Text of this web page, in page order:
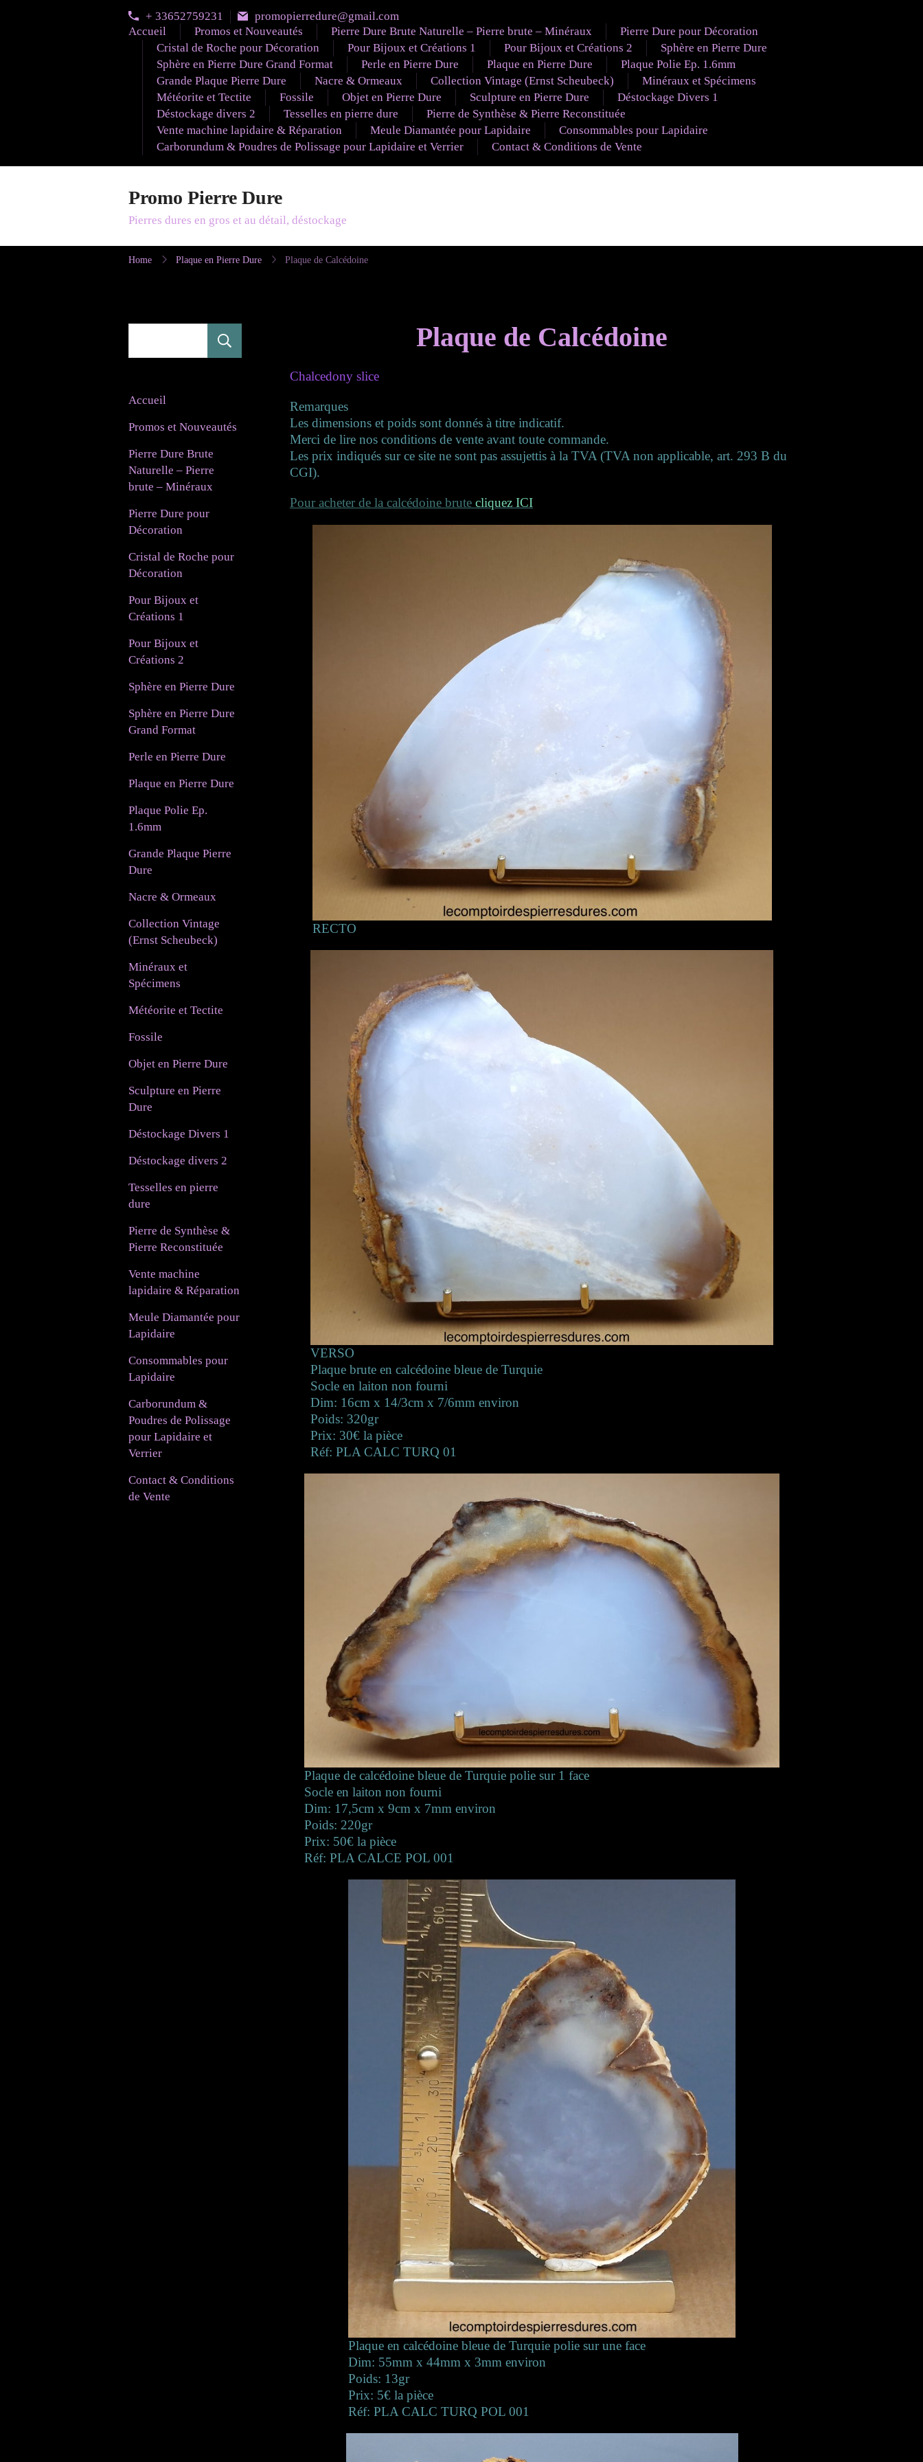
+ 33652759231
promopierredure@gmail.com
Accueil
Promos et Nouveautés Pierre Dure Brute Naturelle – Pierre brute – Minéraux
Pierre Dure pour Décoration
Cristal de Roche pour Décoration
Pour Bijoux et Créations 1 Pour Bijoux et Créations 2
Sphère en Pierre Dure
Sphère en Pierre Dure Grand Format
Perle en Pierre Dure Plaque en Pierre Dure
Plaque Polie Ep. 1.6mm
Grande Plaque Pierre Dure
Nacre & Ormeaux Collection Vintage (Ernst Scheubeck)
Minéraux et Spécimens
Météorite et Tectite
Fossile Objet en Pierre Dure Sculpture en Pierre Dure
Déstockage Divers 1
Déstockage divers 2
Tesselles en pierre dure
Pierre de Synthèse & Pierre Reconstituée
Vente machine lapidaire & Réparation
Meule Diamantée pour Lapidaire
Consommables pour Lapidaire
Carborundum & Poudres de Polissage pour Lapidaire et Verrier
Contact & Conditions de Vente
Promo Pierre Dure
Pierres dures en gros et au détail, déstockage
Home Plaque en Pierre Dure Plaque de Calcédoine
Plaque de Calcédoine
Chalcedony slice
Remarques
Les dimensions et poids sont donnés à titre indicatif.
Merci de lire nos conditions de vente avant toute commande.
Les prix indiqués sur ce site ne sont pas assujettis à la TVA (TVA non applicable, art. 293 B du
CGI).
Pour acheter de la calcédoine brute cliquez ICI
RECTO
VERSO
Plaque brute en calcédoine bleue de Turquie
Socle en laiton non fourni
Dim: 16cm x 14/3cm x 7/6mm environ
Poids: 320gr
Prix: 30€ la pièce
Réf: PLA CALC TURQ 01
Plaque de calcédoine bleue de Turquie polie sur 1 face
Socle en laiton non fourni
Dim: 17,5cm x 9cm x 7mm environ
Poids: 220gr
Prix: 50€ la pièce
Réf: PLA CALCE POL 001
Plaque en calcédoine bleue de Turquie polie sur une face
Dim: 55mm x 44mm x 3mm environ
Poids: 13gr
Prix: 5€ la pièce
Réf: PLA CALC TURQ POL 001
Accueil
Promos et Nouveautés
Pierre Dure Brute
Naturelle – Pierre
brute – Minéraux
Pierre Dure pour
Décoration
Cristal de Roche pour
Décoration
Pour Bijoux et
Créations 1
Pour Bijoux et
Créations 2
Sphère en Pierre Dure
Sphère en Pierre Dure
Grand Format
Perle en Pierre Dure
Plaque en Pierre Dure
Plaque Polie Ep.
1.6mm
Grande Plaque Pierre
Dure
Nacre & Ormeaux
Collection Vintage
(Ernst Scheubeck)
Minéraux et
Spécimens
Météorite et Tectite
Fossile
Objet en Pierre Dure
Sculpture en Pierre
Dure
Déstockage Divers 1
Déstockage divers 2
Tesselles en pierre
dure
Pierre de Synthèse &
Pierre Reconstituée
Vente machine
lapidaire & Réparation
Meule Diamantée pour
Lapidaire
Consommables pour
Lapidaire
Carborundum &
Poudres de Polissage
pour Lapidaire et
Verrier
Contact & Conditions
de Vente